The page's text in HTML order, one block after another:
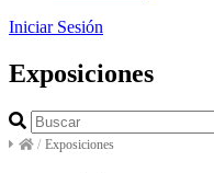
Iniciar Sesión
Exposiciones
/ Exposiciones